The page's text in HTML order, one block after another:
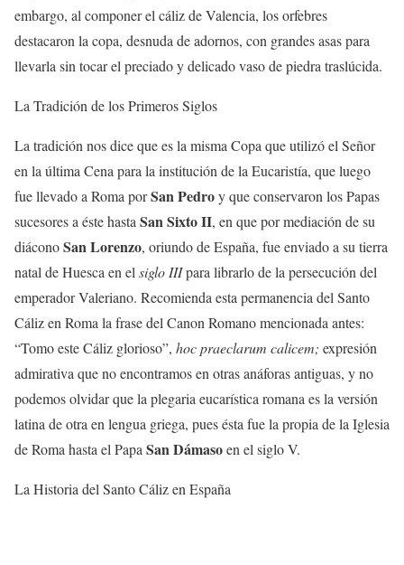
embargo, al componer el cáliz de Valencia, los orfebres
destacaron la copa, desnuda de adornos, con grandes asas para
llevarla sin tocar el preciado y delicado vaso de piedra traslúcida.
La Tradición de los Primeros Siglos
La tradición nos dice que es la misma Copa que utilizó el Señor
en la última Cena para la institución de la Eucaristía, que luego
fue llevado a Roma porSan Pedroy que conservaron los Papas
sucesores a éste hasta San Sixto II, en que por mediación de su
diáconoSan Lorenzo, oriundo de España, fue enviado a su tierra
natal de Huesca en el siglo IIIpara librarlo de la persecución del
emperador Valeriano. Recomienda esta permanencia del Santo
Cáliz en Roma la frase del Canon Romano mencionada antes:
“Tomo este Cáliz glorioso”, hoc praeclarum calicem; expresión
admirativa que no encontramos en otras anáforas antiguas, y no
podemos olvidar que la plegaria eucarística romana es la versión
latina de otra en lengua griega, pues ésta fue la propia de la Iglesia
de Roma hasta el Papa San Dámasoen el siglo V.
La Historia del Santo Cáliz en España